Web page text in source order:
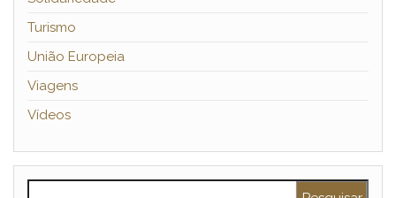
Turismo
União Europeia
Viagens
Vídeos